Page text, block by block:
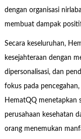
dengan organisasi
membuat dampak
Secara keseluruhan,
kesejahteraan dengan
dipersonalisasi, dan
fokus pada
HematQQ menetapkan
perusahaan kesehatan
orang menemukan